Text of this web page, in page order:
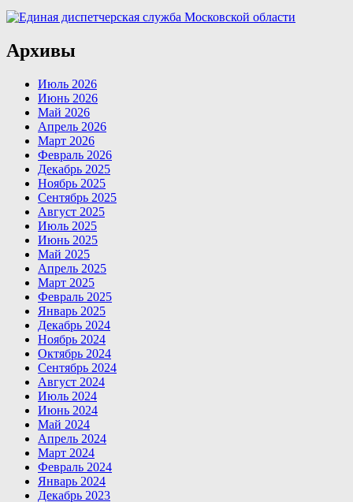
Архивы
Июль 2026
Июнь 2026
Май 2026
Апрель 2026
Март 2026
Февраль 2026
Декабрь 2025
Ноябрь 2025
Сентябрь 2025
Август 2025
Июль 2025
Июнь 2025
Май 2025
Апрель 2025
Март 2025
Февраль 2025
Январь 2025
Декабрь 2024
Ноябрь 2024
Октябрь 2024
Сентябрь 2024
Август 2024
Июль 2024
Июнь 2024
Май 2024
Апрель 2024
Март 2024
Февраль 2024
Январь 2024
Декабрь 2023